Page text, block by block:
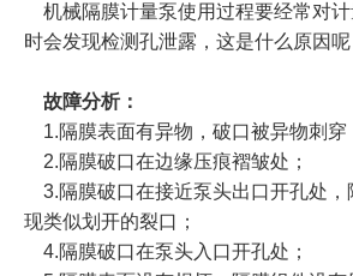
机械隔膜计量泵使用过程要经常对
时会发现检测孔泄露，这是什么原因呢
故障分析：
1.隔膜表面有异物，破口被异物刺穿
2.隔膜破口在边缘压痕褶皱处；
3.隔膜破口在接近泵头出口开孔处，
现类似划开的裂口；
4.隔膜破口在泵头入口开孔处；